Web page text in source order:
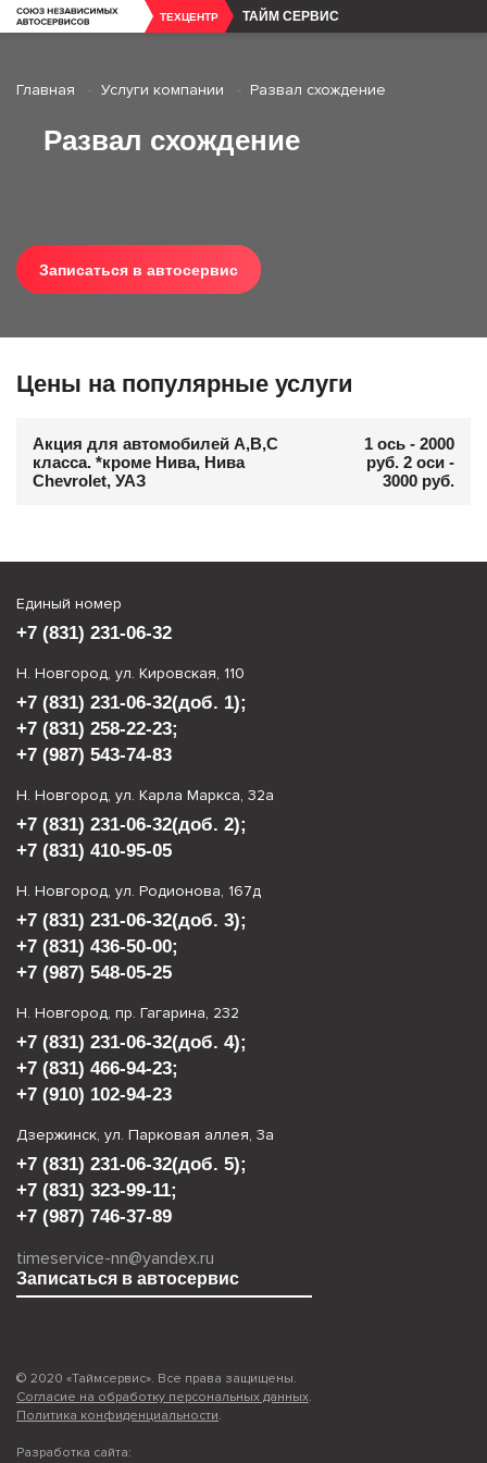
ТЕХЦЕНТР ТАЙМ СЕРВИС
Главная Услуги компании Развал схождение
Развал схождение
Записаться в автосервис
Цены на популярные услуги
Акция для автомобилей A,B,C
класса. *кроме Нива, Нива
Chevrolet, УАЗ
1 ось - 2000
руб. 2 оси -
3000 руб.
Единый номер
+7 (831) 231-06-32
Н. Новгород, ул. Кировская, 110
+7 (831) 231-06-32(доб. 1);
+7 (831) 258-22-23;
+7 (987) 543-74-83
Н. Новгород, ул. Карла Маркса, 32а
+7 (831) 231-06-32(доб. 2);
+7 (831) 410-95-05
Н. Новгород, ул. Родионова, 167д
+7 (831) 231-06-32(доб. 3);
+7 (831) 436-50-00;
+7 (987) 548-05-25
Н. Новгород, пр. Гагарина, 232
+7 (831) 231-06-32(доб. 4);
+7 (831) 466-94-23;
+7 (910) 102-94-23
Дзержинск, ул. Парковая аллея, 3а
+7 (831) 231-06-32(доб. 5);
+7 (831) 323-99-11;
+7 (987) 746-37-89
timeservice-nn@yandex.ru
Записаться в автосервис
© 2020 «Таймсервис». Все права защищены.
Согласие на обработку персональных данных.
Политика конфиденциальности.
Разработка сайта: